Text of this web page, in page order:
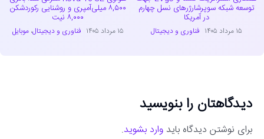
توسعه شبکه سوپرشارژرهای نسل چهارم
در آمریکا
۱۵ مرداد ۱۴۰۵ فناوری و دیجیتال
۸,۵۰۰ میلی‌آمپری و روشنایی رکوردشکن
۸,۰۰۰ نیت
۱۵ مرداد ۱۴۰۵ فناوری و دیجیتال،موبایل
دیدگاهتان را بنویسید
برای نوشتن دیدگاه باید وارد بشوید.